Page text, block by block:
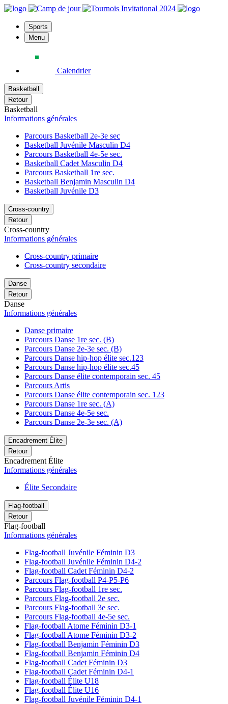
Sports
Menu
Calendrier
Basketball
Retour
Basketball
Informations générales
Parcours Basketball 2e-3e sec
Basketball Juvénile Masculin D4
Parcours Basketball 4e-5e sec.
Basketball Cadet Masculin D4
Parcours Basketball 1re sec.
Basketball Benjamin Masculin D4
Basketball Juvénile D3
Cross-country
Retour
Cross-country
Informations générales
Cross-country primaire
Cross-country secondaire
Danse
Retour
Danse
Informations générales
Danse primaire
Parcours Danse 1re sec. (B)
Parcours Danse 2e-3e sec. (B)
Parcours Danse hip-hop élite sec.123
Parcours Danse hip-hop élite sec.45
Parcours Danse élite contemporain sec. 45
Parcours Artis
Parcours Danse élite contemporain sec. 123
Parcours Danse 1re sec. (A)
Parcours Danse 4e-5e sec.
Parcours Danse 2e-3e sec. (A)
Encadrement Élite
Retour
Encadrement Élite
Informations générales
Élite Secondaire
Flag-football
Retour
Flag-football
Informations générales
Flag-football Juvénile Féminin D3
Flag-football Juvénile Féminin D4-2
Flag-football Cadet Féminin D4-2
Parcours Flag-football P4-P5-P6
Parcours Flag-football 1re sec.
Parcours Flag-football 2e sec.
Parcours Flag-football 3e sec.
Parcours Flag-football 4e-5e sec.
Flag-football Atome Féminin D3-1
Flag-football Atome Féminin D3-2
Flag-football Benjamin Féminin D3
Flag-football Benjamin Féminin D4
Flag-football Cadet Féminin D3
Flag-football Cadet Féminin D4-1
Flag-football Élite U18
Flag-football Élite U16
Flag-football Juvénile Féminin D4-1